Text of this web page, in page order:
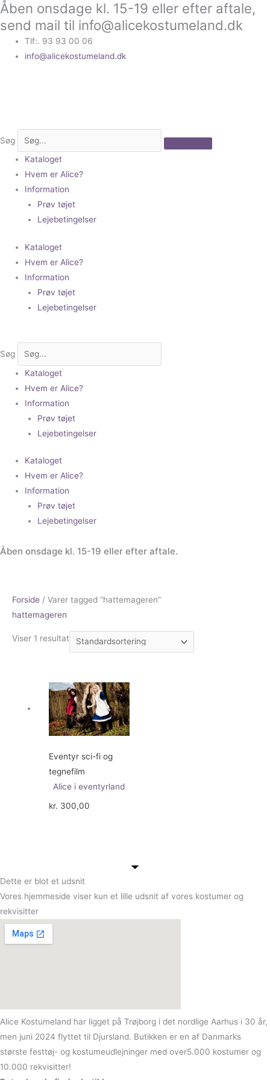
Gå
til
indholdet
Åben onsdage kl. 15-19 eller efter aftale,
send mail til info@alicekostumeland.dk
Tlf:. 93 93 00 06
info@alicekostumeland.dk
Søg
Kataloget
Hvem er Alice?
Information
Prøv tøjet
Lejebetingelser
Kataloget
Hvem er Alice?
Information
Prøv tøjet
Lejebetingelser
Søg
Kataloget
Hvem er Alice?
Information
Prøv tøjet
Lejebetingelser
Kataloget
Hvem er Alice?
Information
Prøv tøjet
Lejebetingelser
Åben onsdage kl. 15-19 eller efter aftale.
Forside / Varer tagged “hattemageren”
hattemageren
Viser 1 resultat
Eventyr sci-fi og
tegnefilm
Alice i eventyrland
kr. 300,00
Dette er blot et udsnit
Vores hjemmeside viser kun et lille udsnit af vores kostumer og
rekvisitter
Alice Kostumeland har ligget på Trøjborg i det nordlige Aarhus i 30 år,
men juni 2024 flyttet til Djursland. Butikken er en af Danmarks
største festtøj- og kostumeudlejninger med over5.000 kostumer og
10.000 rekvisitter!